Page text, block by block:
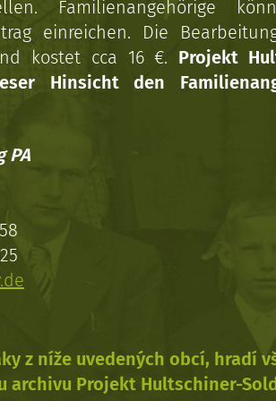
Familienangehörige
einreichen. Die
kostet cca 16 €. Projekt
Hinsicht den
PA
z níže uvedených obcí, hradí
archivu Projekt Hultschiner-